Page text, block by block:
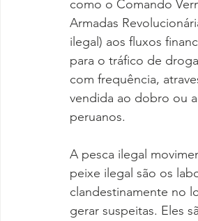
como o Comando
Armadas
ilegal) aos fluxos
para o tráfico de
com frequência,
vendida ao dobro ou
peruanos.
A pesca ilegal
peixe ilegal são os
clandestinamente no
gerar suspeitas. Eles